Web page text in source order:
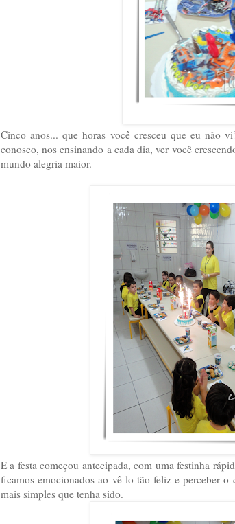
Cinco anos... que horas você cresceu que eu não
conosco, nos ensinando a cada dia, ver você
mundo alegria maior.
E a festa começou antecipada, com uma festinha
ficamos emocionados ao vê-lo tão feliz e perceber
mais simples que tenha sido.